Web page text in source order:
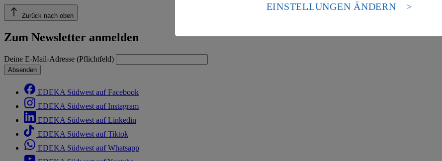
Zurück nach oben
Zum Newsletter anmelden
Deine E-Mail-Adresse (Pflichtfeld)
Absenden
EDEKA Südwest auf Facebook
EDEKA Südwest auf Instagram
EDEKA Südwest auf Linkedin
EDEKA Südwest auf Tiktok
EDEKA Südwest auf Whatsapp
Risiko eines Zugriffs durch US-amerikanische Behörden.
EINSTELLUNGEN ÄNDERN